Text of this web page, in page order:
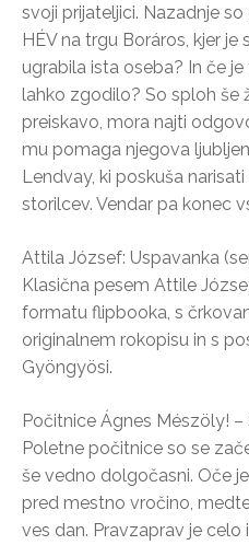
svoji prijateljici. Nazadnje
HÉV na trgu Boráros, kjer je
ugrabila ista oseba? In če
lahko zgodilo? So sploh še
preiskavo, mora najti
mu pomaga njegova
Lendvay, ki poskuša
storilcev. Vendar pa konec
Attila József: Uspavanka
Klasična pesem Attile
formatu flipbooka, s
originalnem rokopisu in s
Gyöngyösi.
Počitnice Ágnes Mészöly!
Poletne počitnice so se
še vedno dolgočasni. Oče
pred mestno vročino,
ves dan. Pravzaprav je